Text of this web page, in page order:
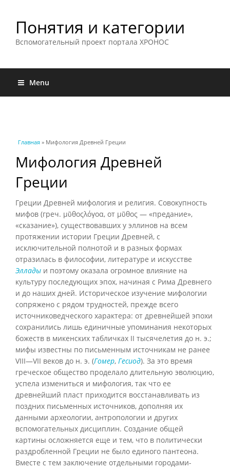
Понятия и категории
Вспомогательный проект портала ХРОНОС
Menu
Вы здесь
Главная » Мифология Древней Греции
Мифология Древней
Греции
Греции Древней мифология и религия. Совокупность
мифов (греч. μῦθοςλόγοα, от μῦθος — «предание»,
«сказание»), существовавших у эллинов на всем
протяжении истории Греции Древней, с
исключительной полнотой и в разных формах
отразилась в философии, литературе и искусстве
Эллады и поэтому оказала огромное влияние на
культуру последующих эпох, начиная с Рима Древнего
и до наших дней. Историческое изучение мифологии
сопряжено с рядом трудностей, прежде всего
источниковедческого характера: от древнейшей эпохи
сохранились лишь единичные упоминания некоторых
божеств в микенских табличках II тысячелетия до н. э.;
мифы известны по письменным источникам не ранее
VIII—VII веков до н. э. (Гомер, Гесиод). За это время
греческое общество проделало длительную эволюцию,
успела измениться и мифология, так что ее
древнейший пласт приходится восстанавливать из
поздних письменных источников, дополняя их
данными археологии, антропологии и других
вспомогательных дисциплин. Создание общей
картины осложняется еще и тем, что в политически
раздробленной Греции не было единого пантеона.
Вместе с тем заключение отдельными городами-